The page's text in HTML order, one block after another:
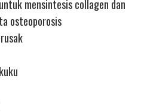
mensintesis collagen dan
osteoporosis